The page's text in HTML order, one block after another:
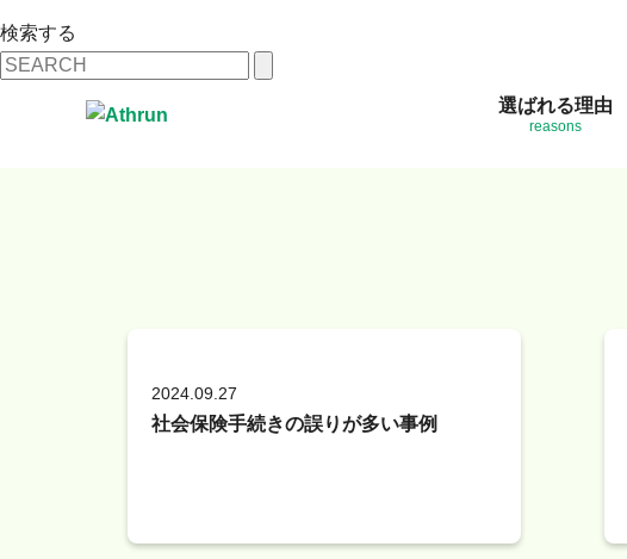
検索する
選ばれる理由
reasons
2024.09.27
社会保険手続きの誤りが多い事例